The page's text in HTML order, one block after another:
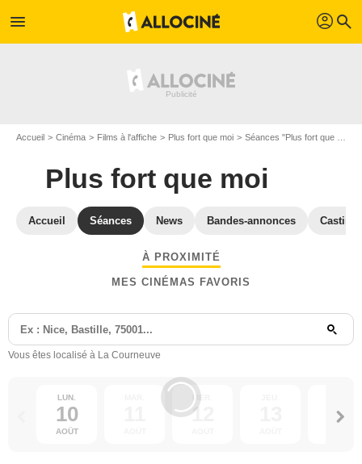
menu profil search
Accueil Cinéma Films à l'affiche Plus fort que moi Séances "Plus fort que moi" Seine-Saint-Denis
Plus fort que moi
Accueil Séances News Bandes-annonces Casting
À PROXIMITÉ
MES CINÉMAS FAVORIS
Vous êtes localisé à La Courneuve
LUN.
10
AOÛT
12 14